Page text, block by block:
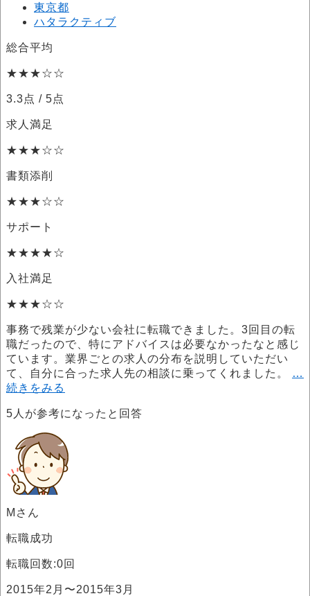
東京都
ハタラクティブ
総合平均
★★★☆☆
3.3点 / 5点
求人満足
★★★☆☆
書類添削
★★★☆☆
サポート
★★★★☆
入社満足
★★★☆☆
事務で残業が少ない会社に転職できました。3回目の転
職だったので、特にアドバイスは必要なかったなと感じ
ています。業界ごとの求人の分布を説明していただい
て、自分に合った求人先の相談に乗ってくれました。
…
続きをみる
5 人が参考になったと回答
Mさん
転職成功
転職回数:0回
2015年2月〜2015年3月